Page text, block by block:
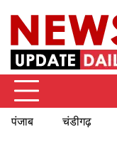
content
पंजाब चंडीगढ़